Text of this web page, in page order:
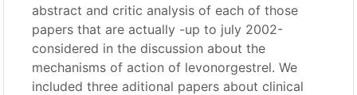
abstract and critic analysis of each of those
papers that are actually -up to july 2002-
considered in the discussion about the
mechanisms of action of levonorgestrel. We
included three aditional papers about clinical